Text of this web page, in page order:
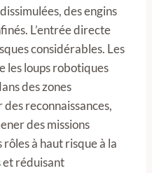
des engins
L’entrée directe
considérables. Les
les loups robotiques
des zones
reconnaissances,
des missions
à haut risque à la
et réduisant